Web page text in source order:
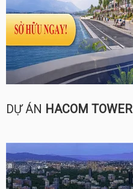
DỰ ÁN HACOM TOWER